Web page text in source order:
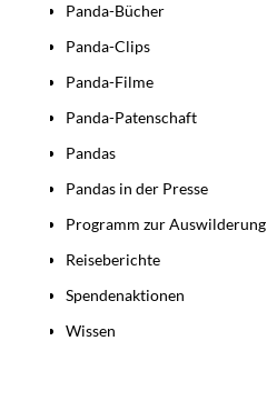
Panda-Bücher
Panda-Clips
Panda-Filme
Panda-Patenschaft
Pandas
Pandas in der Presse
Programm zur Auswilderung
Reiseberichte
Spendenaktionen
Wissen